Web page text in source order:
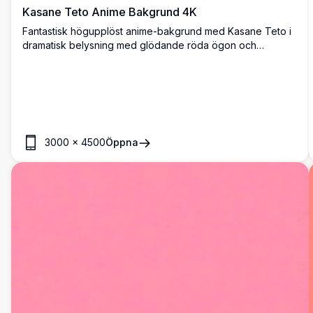
Kasane Teto Anime Bakgrund 4K
Fantastisk högupplöst anime-bakgrund med Kasane Teto i
dramatisk belysning med glödande röda ögon och
3000 × 4500Öppna